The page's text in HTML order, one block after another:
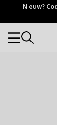
OtriumNieuw?
Categories